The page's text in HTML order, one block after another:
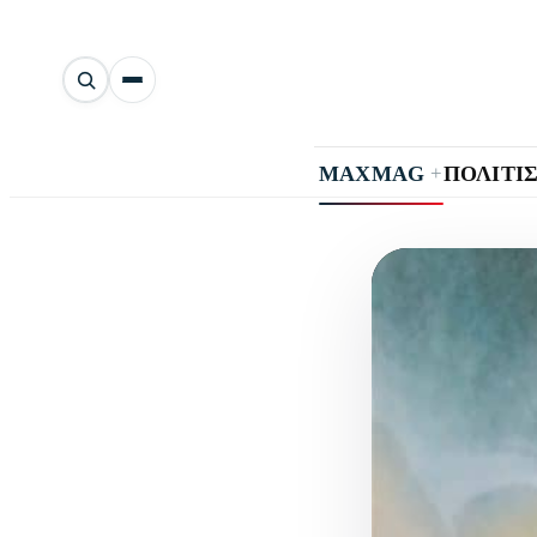
Αναζήτηση
άρθρων
MAXMAG +